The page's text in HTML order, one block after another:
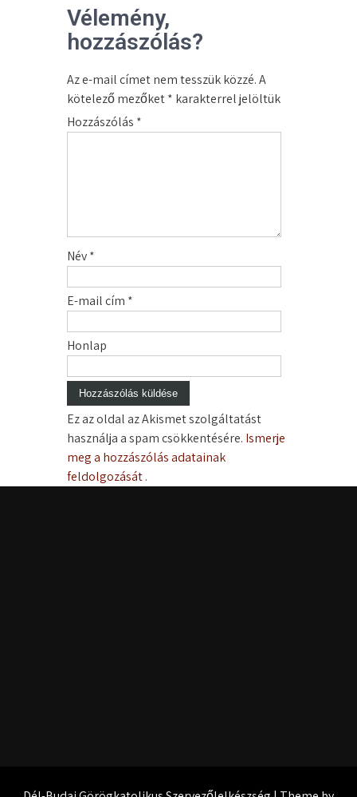
Vélemény,
hozzászólás?
Az e-mail címet nem tesszük közzé.A
kötelező mezőket* karakterrel jelöltük
Hozzászólás *
Név*
E-mail cím *
Honlap
Ez az oldal az Akismet szolgáltatást
használja a spam csökkentésére. Ismerje
meg a hozzászólás adatainak
feldolgozását.